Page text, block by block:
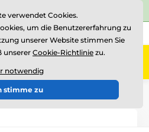
Bewertungen auf
+43 676 361 37 22
0
HLAC1
verwendet Cookies.
um die Benutzererfahrung zu
unserer Website stimmen Sie
unserer Cookie-Richtlinie zu.
notwendig
stimme zu